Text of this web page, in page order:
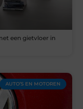
een gietvloer in
AUTO’S EN MOTOREN